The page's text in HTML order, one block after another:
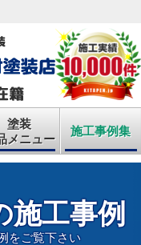
塗装
メニュー
施工事例集
施工事例
をご覧下さい